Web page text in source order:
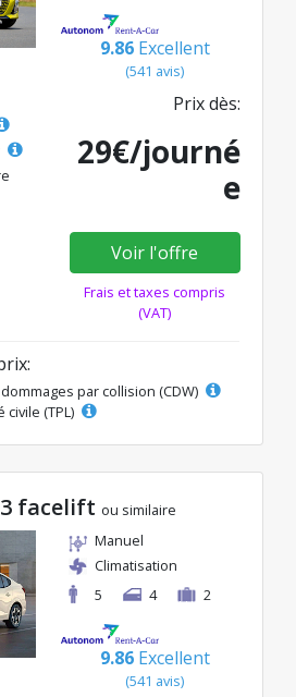
9.86 Excellent
(541 avis)
Prix dès:
29€/journé
e
Voir l'offre
Frais et taxes compris
(VAT)
par collision (CDW)
(TPL)
facelift ou similaire
Manuel
Climatisation
5
4 2
9.86 Excellent
(541 avis)